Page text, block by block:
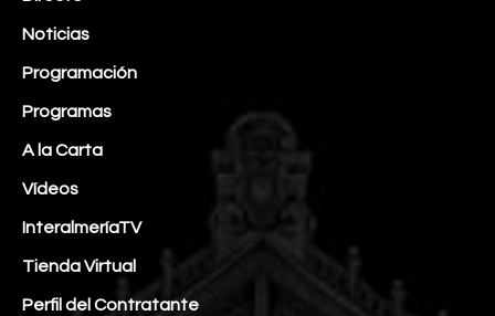
Noticias
Programación
Programas
A la Carta
Vídeos
InteralmeríaTV
Tienda Virtual
Perfil del Contratante